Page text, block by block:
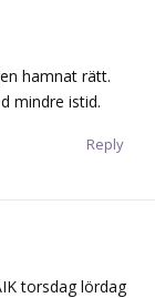
hamnat rätt.
mindre istid.
Reply
torsdag lördag